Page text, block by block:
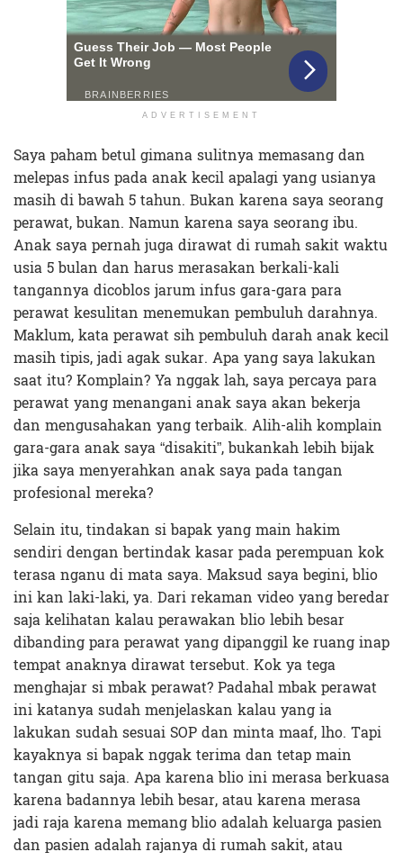
ADVERTISEMENT
Saya paham betul gimana sulitnya memasang dan
melepas infus pada anak kecil apalagi yang usianya
masih di bawah 5 tahun. Bukan karena saya seorang
perawat, bukan. Namun karena saya seorang ibu.
Anak saya pernah juga dirawat di rumah sakit waktu
usia 5 bulan dan harus merasakan berkali-kali
tangannya dicoblos jarum infus gara-gara para
perawat kesulitan menemukan pembuluh darahnya.
Maklum, kata perawat sih pembuluh darah anak kecil
masih tipis, jadi agak sukar. Apa yang saya lakukan
saat itu? Komplain? Ya nggak lah, saya percaya para
perawat yang menangani anak saya akan bekerja
dan mengusahakan yang terbaik. Alih-alih komplain
gara-gara anak saya “disakiti”, bukankah lebih bijak
jika saya menyerahkan anak saya pada tangan
profesional mereka?
Selain itu, tindakan si bapak yang main hakim
sendiri dengan bertindak kasar pada perempuan kok
terasa nganu di mata saya. Maksud saya begini, blio
ini kan laki-laki, ya. Dari rekaman video yang beredar
saja kelihatan kalau perawakan blio lebih besar
dibanding para perawat yang dipanggil ke ruang inap
tempat anaknya dirawat tersebut. Kok ya tega
menghajar si mbak perawat? Padahal mbak perawat
ini katanya sudah menjelaskan kalau yang ia
lakukan sudah sesuai SOP dan minta maaf, lho. Tapi
kayaknya si bapak nggak terima dan tetap main
tangan gitu saja. Apa karena blio ini merasa berkuasa
karena badannya lebih besar, atau karena merasa
jadi raja karena memang blio adalah keluarga pasien
dan pasien adalah rajanya di rumah sakit, atau